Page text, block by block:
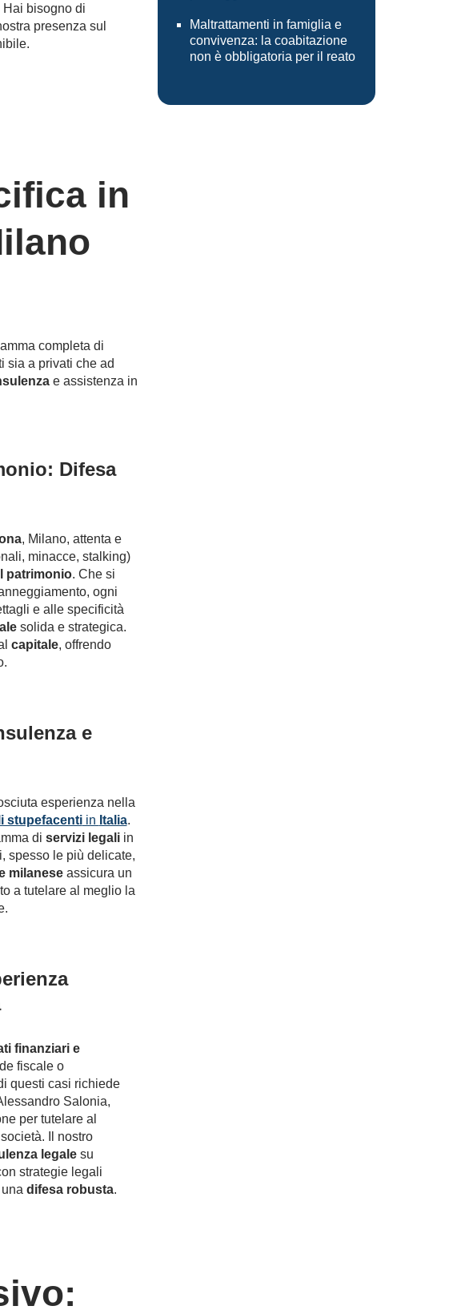
Hai bisogno di
presenza sul
in
completa di
sia a privati che ad
e assistenza in
Difesa
, Milano, attenta e
minacce, stalking)
patrimonio. Che si
ogni
e alle specificità
solida e strategica.
capitale, offrendo
e
esperienza nella
stupefacentiin Italia.
di servizi legaliin
spesso le più delicate,
milaneseassicura un
a tutelare al meglio la
finanziari e
fiscale o
questi casi richiede
Salonia,
per tutelare al
Il nostro
legalesu
strategie legali
difesa robusta.
Maltrattamenti in famiglia e
convivenza: la coabitazione
non è obbligatoria per il reato